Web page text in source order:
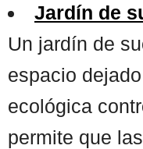
Jardín de
Un jardín de
espacio
ecológica
permite que